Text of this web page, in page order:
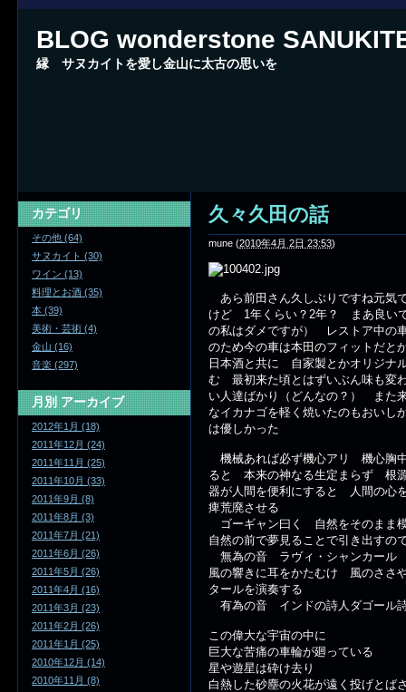
BLOG wonderstone
縁 サヌカイトを愛し金山に太古の思いを
久々久田の話
mune (2010年4月 2日 23:53)
あら前田さん久しぶりですね元気
けど 1年くらい？2年？ まあ良い
の私はダメですが） レストア中の
のため今の車は本田のフィットだ
日本酒と共に 自家製とかオリジナ
む 最初来た頃とはずいぶん味も変
い人達ばかり（どんなの？） また
なイカナゴを軽く焼いたのもおい
は優しかった
機械あれば必ず機心アリ 機心胸
ると 本来の神なる生定まらず 根
器が人間を便利にすると 人間の心
痺荒廃させる
ゴーギャン曰く 自然をそのまま
自然の前で夢見ることで引き出すの
無為の音 ラヴィ・シャンカール
風の響きに耳をかたむけ 風のささ
タールを演奏する
有為の音 インドの詩人ダゴール
この偉大な宇宙の中に
巨大な苦痛の車輪が廻っている
星や遊星は砕け去り
白熱した砂塵の火花が遠く投げとば
カテゴリ
その他 (64)
サヌカイト (30)
ワイン (13)
料理とお酒 (35)
本 (39)
美術・芸術 (4)
金山 (16)
音楽 (297)
月別アーカイブ
2012年1月 (18)
2011年12月 (24)
2011年11月 (25)
2011年10月 (33)
2011年9月 (8)
2011年8月 (3)
2011年7月 (21)
2011年6月 (26)
2011年5月 (26)
2011年4月 (16)
2011年3月 (23)
2011年2月 (26)
2011年1月 (25)
2010年12月 (14)
2010年11月 (8)